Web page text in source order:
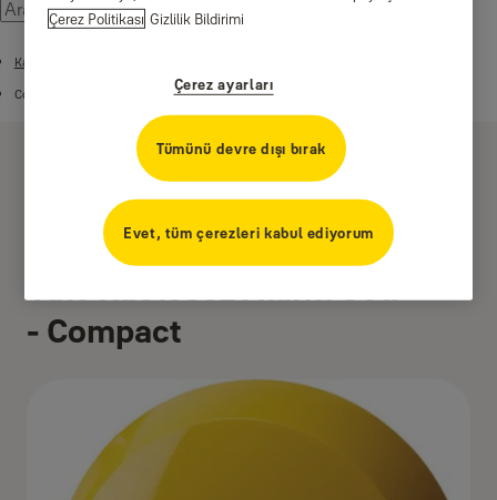
Kablosuz Alarm Sistemleri
Compact Alarm Seti
Yale Kablosuz Alarm Seti
- Compact
Çerez Politikası Gizlilik Bildirimi
Çerez ayarları
Tümünü devre dışı bırak
Evet, tüm çerezleri kabul ediyorum